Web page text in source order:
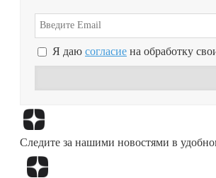
Я даю согласие на обработку
Следите за нашими новостями в